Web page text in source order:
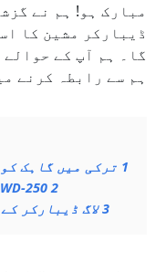
ڈیبارکر مشین کا
گا۔ ہم آپ کے
ہم سے رابطہ کرنے
1 ترکی میں گاہک
2 WD-250 ووڈ ڈیبارکر مشین ترکی بھیج دی گئی۔
3 لاگ ڈیبارکر کے پیرامیٹرز